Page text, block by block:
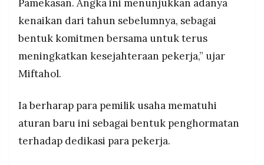
Pamekasan. Angka ini menunjukkan adanya
kenaikan dari tahun sebelumnya, sebagai
bentuk komitmen bersama untuk terus
meningkatkan kesejahteraan pekerja,” ujar
Miftahol.
Ia berharap para pemilik usaha mematuhi
aturan baru ini sebagai bentuk penghormatan
terhadap dedikasi para pekerja.